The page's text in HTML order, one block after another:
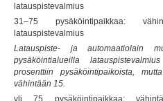
latauspistevalmius
31–75 pysäköintipaikkaa:
latauspistevalmius
Latauspiste- ja automaatiolain
pysäköintialueilla
prosenttiin pysäköintipaikoista,
vähintään 15.
yli 75 pysäköintipaikkaa: